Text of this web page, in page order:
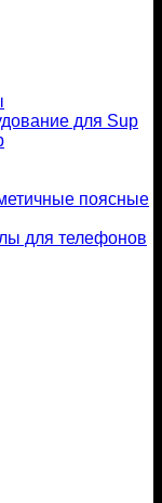
для Sup
поясные
для телефонов